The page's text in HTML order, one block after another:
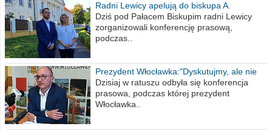
Radni Lewicy apelują do biskupa A.
Wiesława Meringa
Dziś pod Pałacem Biskupim radni Lewicy
zorganizowali konferencję prasową,
podczas..
Prezydent Włocławka:"Dyskutujmy, ale nie
obrażajmy się”
Dzisiaj w ratuszu odbyła się konferencja
prasowa, podczas której prezydent
Włocławka..